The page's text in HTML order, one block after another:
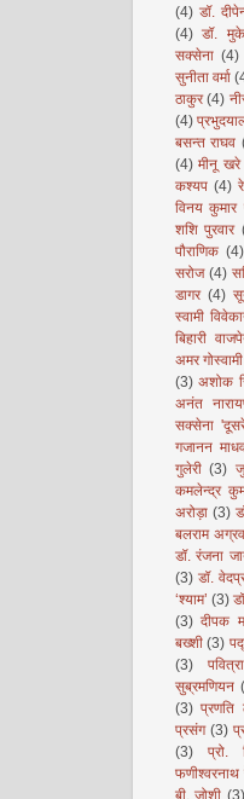
(4) डॉ.
(4) डॉ.
सक्सेना (4)
सुनीता वर्मा
ठाकुर (4)
(4)
बसन्त राघव
(4) मीनू खरे
कश्यप (4)
विनय कुमार
शशि पुरवार
पौराणिक (4)
सरोज (4)
डागर (4)
स्वामी
बिहारी
अमर गोस्वामी
(3) अशोक
अनंत
सक्सेना
गजानन
गुलेरी (3)
कमलेन्द्र
अरोड़ा (3)
बलराम
डॉ. रंजना
(3) डॉ.
‘श्याम’ (3)
(3) दीपक
बख्शी (3)
(3)
सुब्रमणियन
(3) प्रणति
प्रसंग (3)
(3)
प्रो.
फणीश्वरनाथ
बी. जोशी (3)